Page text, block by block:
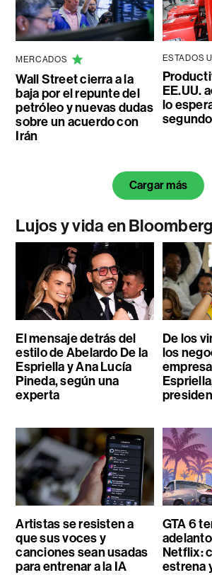
MERCADOS
Wall Street cierra a la
baja por el repunte del
petróleo y nuevas dudas
sobre un acuerdo con
Irán
ESTADOS
EE.UU.
lo
Cargar más
Lujos y vida en
El mensaje detrás del
estilo de Abelardo De la
Espriella y Ana Lucía
Pineda, según una
experta
De los
los
Artistas se resisten a
que sus voces y
canciones sean usadas
para entrenar a la IA
GTA 6
Netflix:
estrena